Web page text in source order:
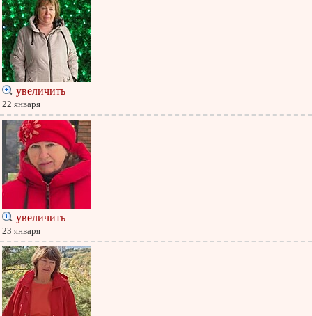
увеличить
22 января
увеличить
23 января